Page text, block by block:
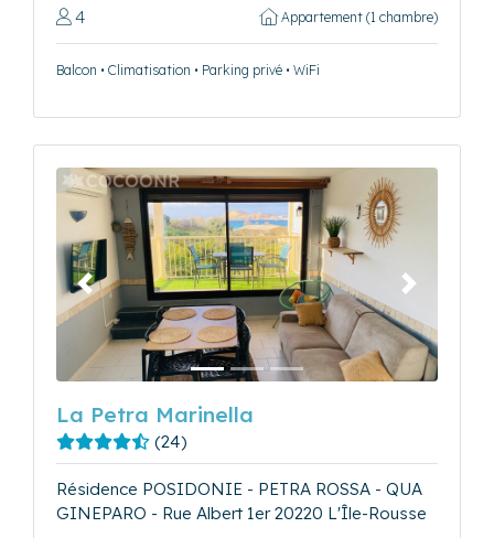
4 Appartement (1 chambre)
Balcon • Climatisation • Parking privé • WiFi
Précédent Suivant
La Petra Marinella
(24)
Résidence POSIDONIE - PETRA ROSSA - QUA
GINEPARO - Rue Albert 1er 20220 L'Île-Rousse